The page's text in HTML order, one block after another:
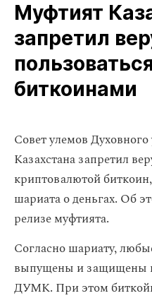
Муфтият
запретил
биткоинами
Совет улемов
Казахстана запретил
криптовалютой
шариата о деньгах. Об
релизе муфтията.
Согласно шариату,
выпущены и защищены
ДУМК. При этом